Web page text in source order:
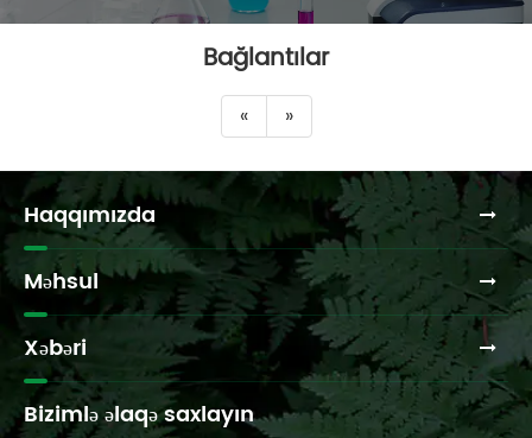
Bağlantılar
« »
Haqqımızda
Məhsul
Xəbəri
Bizimlə əlaqə saxlayın